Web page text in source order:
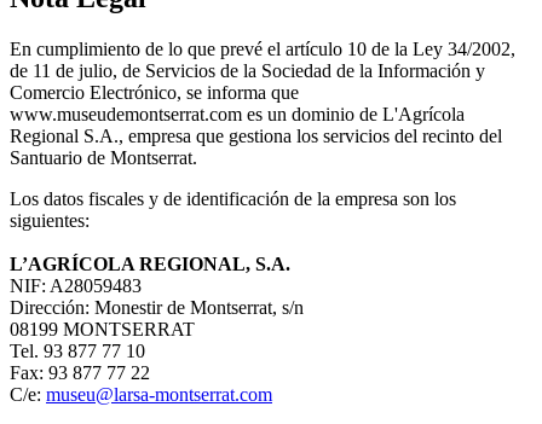
En cumplimiento de lo que prevé el artículo 10 de la Ley 34/2002,
de 11 de julio, de Servicios de la Sociedad de la Información y
Comercio Electrónico, se informa que
www.museudemontserrat.com es un dominio de L'Agrícola
Regional S.A., empresa que gestiona los servicios del recinto del
Santuario de Montserrat.
Los datos fiscales y de identificación de la empresa son los
siguientes:
L’AGRÍCOLA REGIONAL, S.A.
NIF: A28059483
Dirección: Monestir de Montserrat, s/n
08199 MONTSERRAT
Tel. 93 877 77 10
Fax: 93 877 77 22
C/e: museu@larsa-montserrat.com